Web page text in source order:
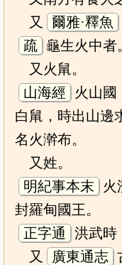
又
爾雅·釋魚
疏 龜生火中者
又火䑕。
山海經
火山國
白䑕，時出山邊
名火澣布。
又姓。
明紀事本末
火
封羅甸國王。
正字通
洪武時
又
廣東通志